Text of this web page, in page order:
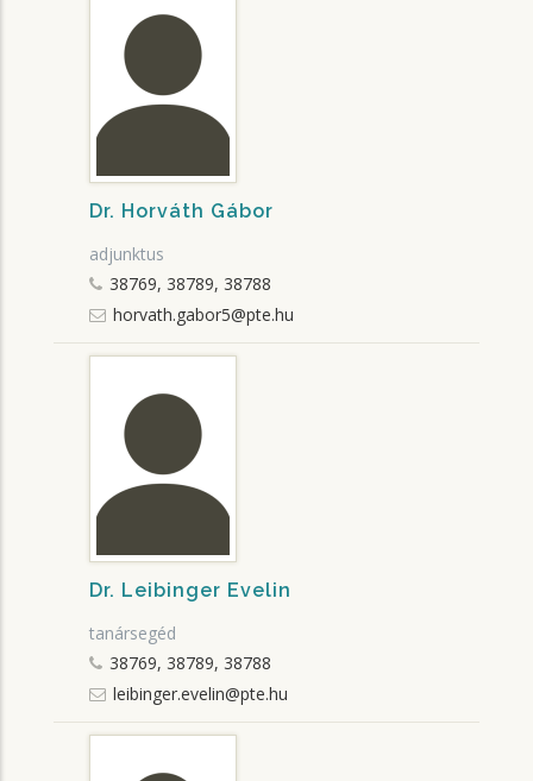
Dr. Horváth Gábor
adjunktus
38769, 38789, 38788
horvath.gabor5@pte.hu
Dr. Leibinger Evelin
tanársegéd
38769, 38789, 38788
leibinger.evelin@pte.hu